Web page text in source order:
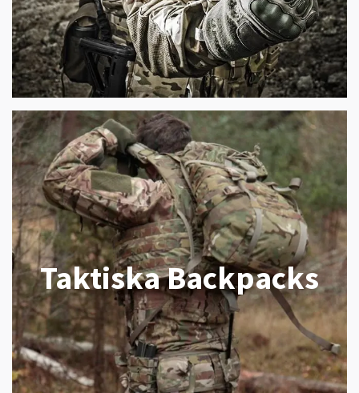
Taktiska Backpacks